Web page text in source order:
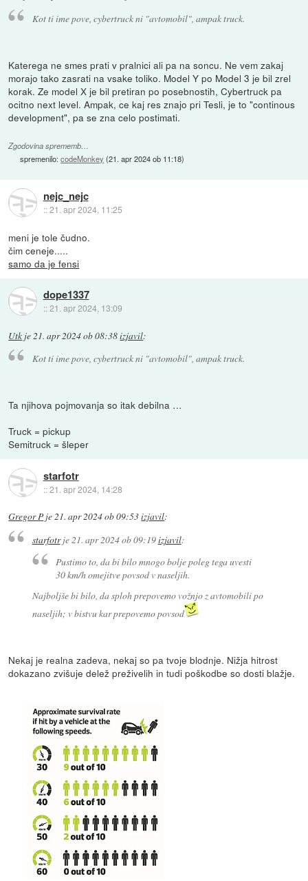
Kot ti ime pove, cybertruck ni "avtomobil", ampak truck.
Katerega ne smes prati v pralnici ali pa na soncu. Ne vem zakaj
morajo tako zasrati na vsake toliko. Model Y po Model 3 je bil zrel
korak. Ze model X je bil pretiran po posebnostih, Cybertruck pa
ocitno next level. Ampak, ce kaj res znajo pri Tesli, je to "continous
development", pa se zna celo postimati.
Zgodovina sprememb…
spremenilo:codeMonkey (21. apr 2024 ob 11:18)
nejc_nejc
::21. apr 2024, 11:25
meni je tole čudno.
čim ceneje.....
samo da je fensi
dope1337
::21. apr 2024, 13:09
Utk je21. apr 2024 ob 08:38izjavil:
Kot ti ime pove, cybertruck ni "avtomobil", ampak truck.
Ta njihova pojmovanja so itak debilna …
Truck = pickup
Semitruck = šleper
starfotr
::21. apr 2024, 14:28
Gregor P je21. apr 2024 ob 09:53izjavil:
starfotrje 21. apr 2024 ob 09:19izjavil:
Pustimo to, da bi bilo mnogo bolje poleg tega uvesti
30 km/h omejitve povsod v naseljih.
Najboljše bi bilo, da sploh prepovemo vožnjo z avtomobili po
naseljih; v bistvu kar prepovemo povsod
Nekaj je realna zadeva, nekaj so pa tvoje blodnje. Nižja hitrost
dokazano zvišuje delež preživelih in tudi poškodbe so dosti blažje.